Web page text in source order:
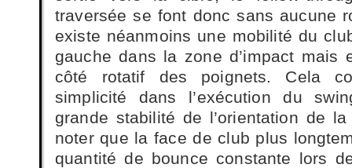
traversée se font donc sans aucune
existe néanmoins une mobilité du
gauche dans la zone d’impact
côté rotatif des poignets. Cela
simplicité dans l’exécution du
grande stabilité de l’orientation de
noter que la face de club plus
quantité de bounce constante lors